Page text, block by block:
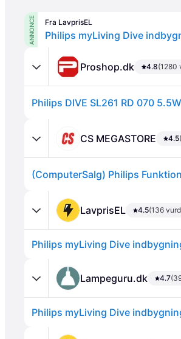
ANNONCE Fra LavprisEL
Philips myLiving Dive
Proshop.dk 4.8(1280
Philips DIVE SL261 RD 070
CS MEGASTORE 4.5
LavprisEL 4.5(136
Philips myLiving Dive
Lampeguru.dk 4.7
Philips myLiving Dive